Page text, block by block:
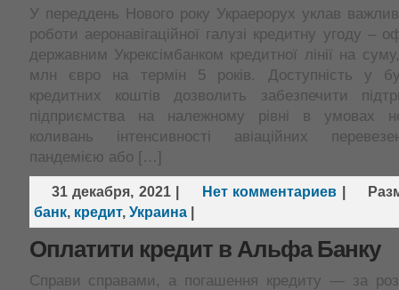
У переддень Нового року Украерорух уклав
роботи аеронавігаційної галузі кредитну угоду –
державним Укрексімбанком кредитної лінії на
млн євро на термін 5 років. Доступність у
кредитних коштів дозволить забезпечити
підприємства на належному рівні в умовах
коливань інтенсивності авіаційних
пандемією або […]
31 декабря, 2021| Нет комментариев
банк, кредит, Украина|
Оплатити кредит в Альфа Банку
Справи справами, а погашення кредиту — за